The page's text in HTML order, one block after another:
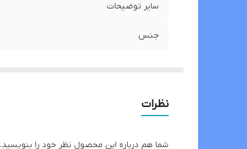
سایر توضیحات
جنس
نظرات
شما هم درباره این محصول نظر خود را بنویسید.